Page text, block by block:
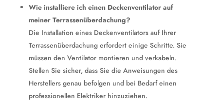
Wie installiere ich einen Deckenventilator auf
meiner Terrassenüberdachung?
Die Installation eines Deckenventilators auf Ihrer
Terrassenüberdachung erfordert einige Schritte. Sie
müssen den Ventilator montieren und verkabeln.
Stellen Sie sicher, dass Sie die Anweisungen des
Herstellers genau befolgen und bei Bedarf einen
professionellen Elektriker hinzuziehen.